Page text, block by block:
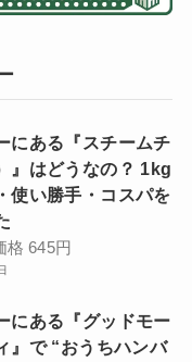
にある『スチームチ
』はどうなの？ 1kg
使い勝手・コスパを
格 645円
にある『グッドモー
』で “おうちハンバ